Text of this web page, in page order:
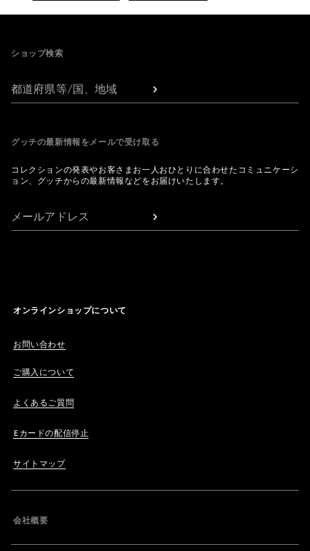
ショップ検索
都道府県等/国、地域
グッチの最新情報をメールで受け取る
コレクションの発表やお客さまお一人おひとりに合わせたコミュニケーシ
ョン、グッチからの最新情報などをお届けいたします。
メールアドレス
オンラインショップについて
お問い合わせ
ご購入について
よくあるご質問
Eカードの配信停止
サイトマップ
会社概要